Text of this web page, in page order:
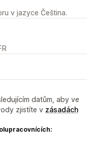
v jazyce Čeština.
datům, aby ve
zjistíte v zásadách